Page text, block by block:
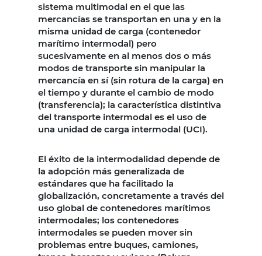
sistema multimodal en el que las
mercancías se transportan en una y en la
misma unidad de carga (contenedor
marítimo intermodal) pero
sucesivamente en al menos dos o más
modos de transporte sin manipular la
mercancía en sí (sin rotura de la carga) en
el tiempo y durante el cambio de modo
(transferencia); la característica distintiva
del transporte intermodal es el uso de
una unidad de carga intermodal (UCI).
El éxito de la intermodalidad depende de
la adopción más generalizada de
estándares que ha facilitado la
globalización, concretamente a través del
uso global de contenedores marítimos
intermodales; los contenedores
intermodales se pueden mover sin
problemas entre buques, camiones,